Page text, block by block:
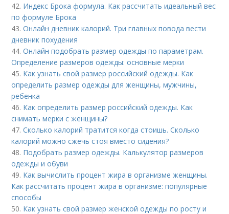
42. Индекс Брока формула. Как рассчитать идеальный вес
по формуле Брока
43.Онлайн дневник калорий. Три главных повода вести
дневник похудения
44.Онлайн подобрать размер одежды по параметрам.
Определение размеров одежды: основные мерки
45. Как узнать свой размер российский одежды. Как
определить размер одежды для женщины, мужчины,
ребенка
46. Как определить размер российский одежды. Как
снимать мерки с женщины?
47.Сколько калорий тратится когда стоишь. Сколько
калорий можно сжечь стоя вместо сидения?
48. Подобрать размер одежды. Калькулятор размеров
одежды и обуви
49. Как вычислить процент жира в организме женщины.
Как рассчитать процент жира в организме: популярные
способы
50. Как узнать свой размер женской одежды по росту и